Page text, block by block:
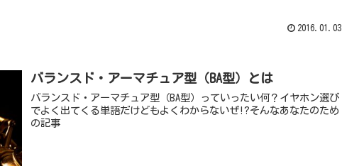
2016.01.03
バランスド・アーマチュア型（BA型）とは
バランスド・アーマチュア型（BA型）っていったい何？イヤホン選び
でよく出てくる単語だけどもよくわからないぜ!?そんなあなたのため
の記事